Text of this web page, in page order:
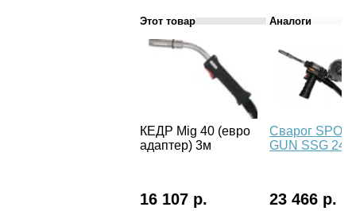
Этот товар Аналоги
КЕДР Mig 40 (евро
адаптер) 3м
Сварог
GUN SSG 24
16 107 р. 23 466 р.